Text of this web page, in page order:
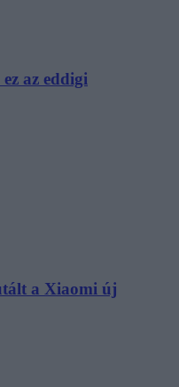
az eddigi
a Xiaomi új